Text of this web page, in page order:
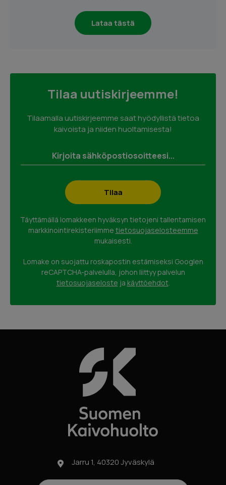
Lataa tästä
Tilaa uutiskirjeemme!
Tilaamalla uutiskirjeemme saat hyödyllistä tietoa
kaivoista ja niiden huoltamisesta!
Täyttämällä lomakkeen hyväksyn tietojeni tallentamisen
markkinointirekisteriimme tietosuojaselosteemme
mukaisesti.
Lomake on suojattu roskapostin estämiseksi Googlen
reCAPTCHA-palvelulla, johon liittyy palvelun
tietosuojaseloste ja käyttöehdot.
Jarru 1, 40320 Jyväskylä